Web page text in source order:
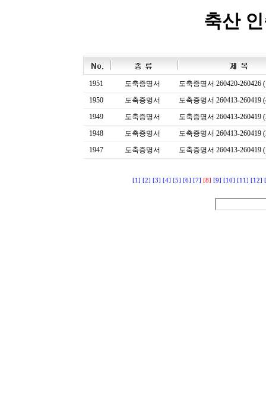
축산
1951 도축증명서
도축증명서 260420-260426
1950
도축증명서
도축증명서 260413-260419
1949
도축증명서
도축증명서 260413-260419
1948
도축증명서
도축증명서 260413-260419
1947
도축증명서 도축증명서 260413-260419
[1] [2] [3] [4] [5] [6] [7] [8] [9] [10] [11] [12]